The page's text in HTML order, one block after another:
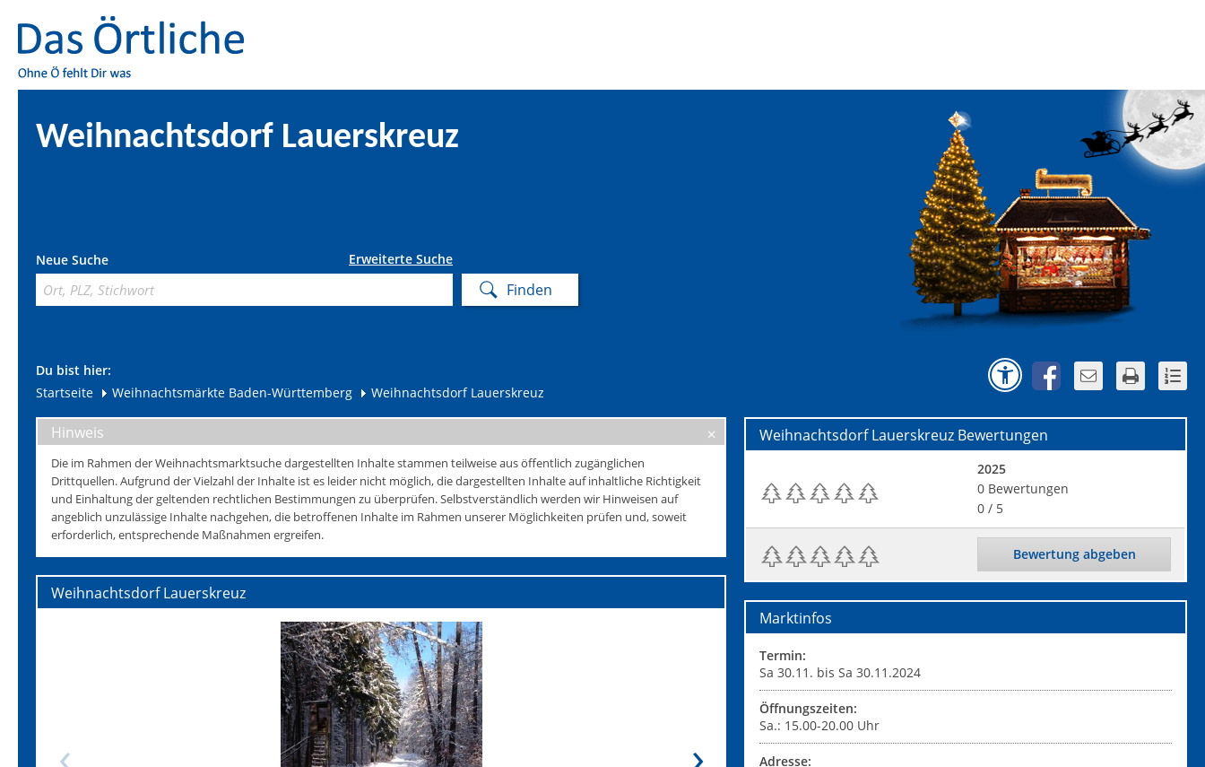
Weihnachtsdorf Lauerskreuz
Neue Suche Erweiterte Suche
Du bist hier:
Startseite
Weihnachtsmärkte Baden-Württemberg Weihnachtsdorf Lauerskreuz
Hinweis
Die im Rahmen der Weihnachtsmarktsuche dargestellten Inhalte stammen teilweise aus öffentlich zugänglichen
Drittquellen. Aufgrund der Vielzahl der Inhalte ist es leider nicht möglich, die dargestellten Inhalte auf inhaltliche Richtigkeit
und Einhaltung der geltenden rechtlichen Bestimmungen zu überprüfen. Selbstverständlich werden wir Hinweisen auf
angeblich unzulässige Inhalte nachgehen, die betroffenen Inhalte im Rahmen unserer Möglichkeiten prüfen und, soweit
erforderlich, entsprechende Maßnahmen ergreifen.
Weihnachtsdorf Lauerskreuz
Weihnachtsdorf Lauerskreuz Bewertungen
2025
0 Bewertungen
0 / 5
Bewertung abgeben
Marktinfos
Termin:
Sa 30.11. bis Sa 30.11.2024
Öffnungszeiten:
Sa.: 15.00-20.00 Uhr
Adresse: